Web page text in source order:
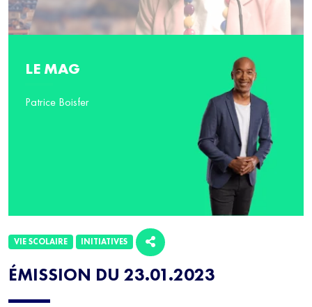
ÉMISSION DU 23.01.2023
VIE SCOLAIRE INITIATIVES
LE MAG
Patrice Boisfer